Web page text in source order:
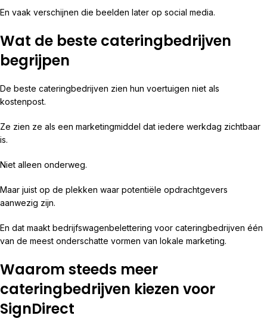
En vaak verschijnen die beelden later op social media.
Wat de beste cateringbedrijven
begrijpen
De beste cateringbedrijven zien hun voertuigen niet als
kostenpost.
Ze zien ze als een marketingmiddel dat iedere werkdag zichtbaar
is.
Niet alleen onderweg.
Maar juist op de plekken waar potentiële opdrachtgevers
aanwezig zijn.
En dat maakt bedrijfswagenbelettering voor cateringbedrijven één
van de meest onderschatte vormen van lokale marketing.
Waarom steeds meer
cateringbedrijven kiezen voor
SignDirect